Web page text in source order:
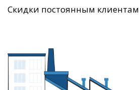
Скидки постоянным клиентам